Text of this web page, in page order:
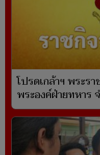
โปรดเกล้าฯ พระร
พระองค์ฝ่ายทหาร